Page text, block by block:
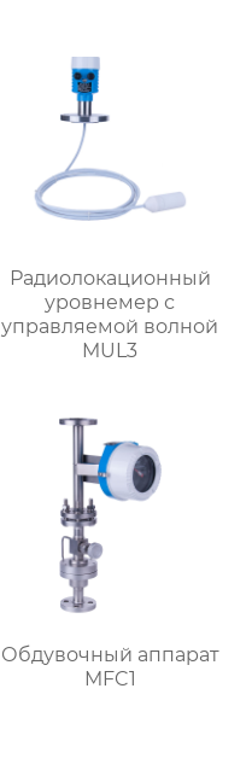
Радиолокационный
уровнемер с
управляемой волной
MUL3
Обдувочный аппарат
MFC1